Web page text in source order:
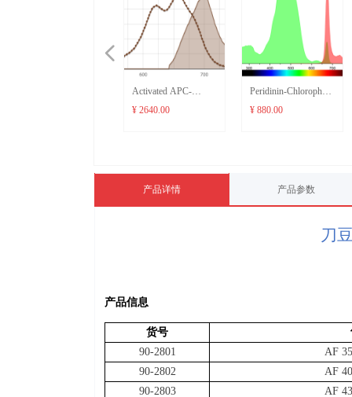
产品详情 产品参数
刀
产品信息
货号
90-2801
AF
90-2802
AF
90-2803
AF
Activated APC-
AF700
¥ 2640.00
Peridinin-Chlorophyll-
Protein (PerCP)
¥ 880.00
넳